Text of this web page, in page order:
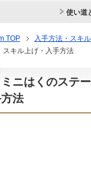
使い道
TOP 入手方法・スキ
スキル上げ・入手方法
ニはくのステ
法